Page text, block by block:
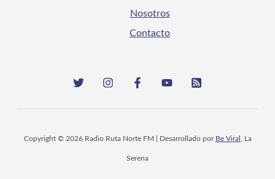
Nosotros
Contacto
Copyright © 2026 Radio Ruta Norte FM | Desarrollado por Be Viral , La
Serena